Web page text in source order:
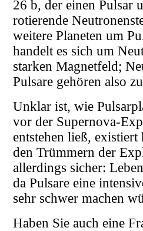
26 b, der einen Pulsar
rotierende
weitere Planeten um
handelt es sich um
starken Magnetfeld;
Pulsare gehören also
Unklar ist, wie
vor der Supernova-
entstehen ließ, existiert
den Trümmern der
allerdings sicher:
da Pulsare eine
sehr schwer machen
Haben Sie auch eine